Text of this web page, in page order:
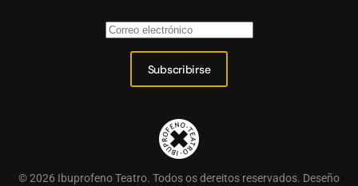
Subscribirse
©2026 Ibuprofeno Teatro. Todos os dereitos reservados. Deseño